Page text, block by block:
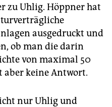
zu Uhlig. Höppner hat
ausgedruckt und
ob man die darin
von maximal 50
aber keine Antwort.
nur Uhlig und